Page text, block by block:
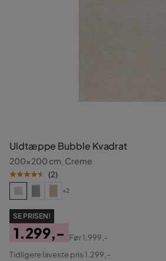
Uldtæppe Bubble Kvadrat
200x200 cm, Creme
(2)
+2
SE PRISEN!
Pris
1.299,-
Original
Før1.999,-
Tidligere laveste pris 1.299,-